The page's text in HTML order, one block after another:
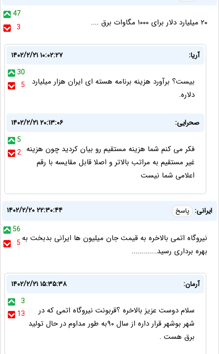
47
3
۲۰ میلیارد دلار برای ۱۰۰۰ مگاوات برق ....
آریا:
۱۴۰۲/۲/۲۱ ۱۰:۰۲:۲۷
30
5
بیست؟ برآورد هزینه برنامه هسته ای ایران هزار میلیارد
دلاره.
صحرایی:
۱۴۰۲/۲/۲۱ ۲۰:۱۳:۰۶
5
2 فکر می کنم شما هزینه مستقیم رو بیان کردید چون هزینه
غیر مستقیم به مراتب بالاتر و اصلا قابل مقایسه با رقم
اعلامی شما نیست
ایرانی: پاسخ
۱۴۰۲/۲/۲۰ ۲۲:۳۰:۴۴
56
5نیروگاه اتمی بالاخره به قیمت جان میلیون ها ایرانی بدبخت به
بهره برداری رسید.............
آرمان:
۱۴۰۲/۲/۲۱ ۱۵:۳۵:۳۸
3
13
سلام دوست عزیز بالاخره ؟قربونت نیروگاه اتمی که در
شهر بوشهر قرار داره از سال ۹۰به طور مداوم در حال تولید
برق هست .